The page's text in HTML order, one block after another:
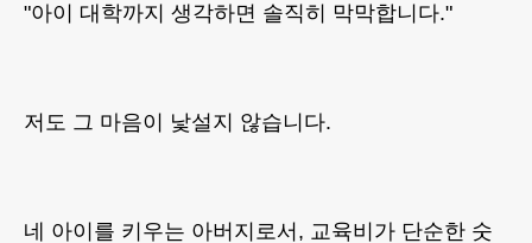
"아이 대학까지 생각하면 솔직히 막막합니다."
저도 그 마음이 낯설지 않습니다.
네 아이를 키우는 아버지로서, 교육비가 단순한 숫